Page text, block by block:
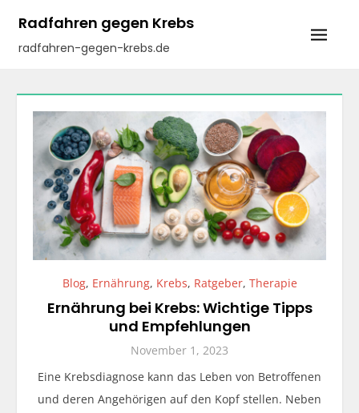
content
Radfahren gegen Krebs
radfahren-gegen-krebs.de
Blog, Ernährung, Krebs, Ratgeber, Therapie
Ernährung bei Krebs: Wichtige Tipps
und Empfehlungen
November 1, 2023
Eine Krebsdiagnose kann das Leben von Betroffenen
und deren Angehörigen auf den Kopf stellen. Neben